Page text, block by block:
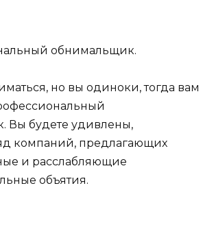
обнимальщик.
но вы одиноки, тогда вам
Вы будете удивлены,
компаний, предлагающих
и расслабляющие
объятия.